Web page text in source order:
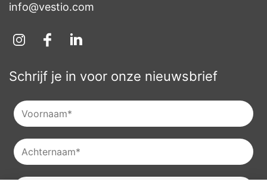
info@vestio.com
Schrijf je in voor onze nieuwsbrief